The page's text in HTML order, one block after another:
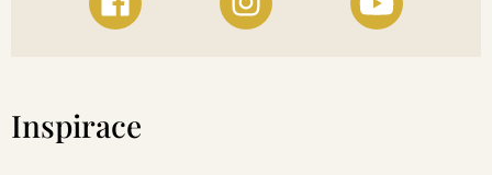
Inspirace